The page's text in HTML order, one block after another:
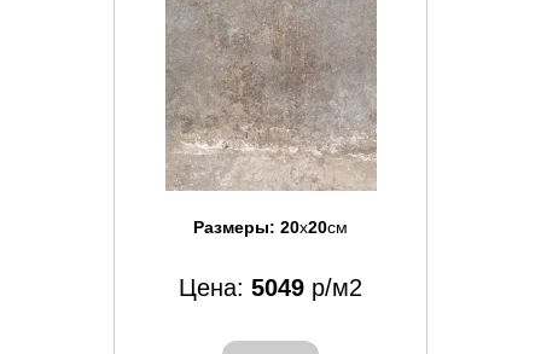
Размеры: 20x20см
Цена: 5049 р/м2